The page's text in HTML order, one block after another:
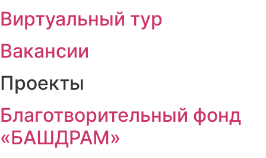
Виртуальный тур
Вакансии
Проекты
Благотворительный фонд
«БАШДРАМ»